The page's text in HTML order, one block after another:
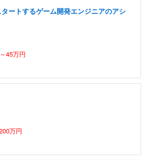
ートするゲーム開発エンジニアのアシ
45万円
万円